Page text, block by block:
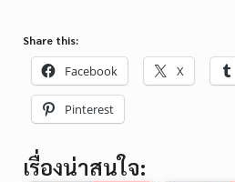
Share this:
Facebook X
Pinterest
เรื่องน่าสนใจ: